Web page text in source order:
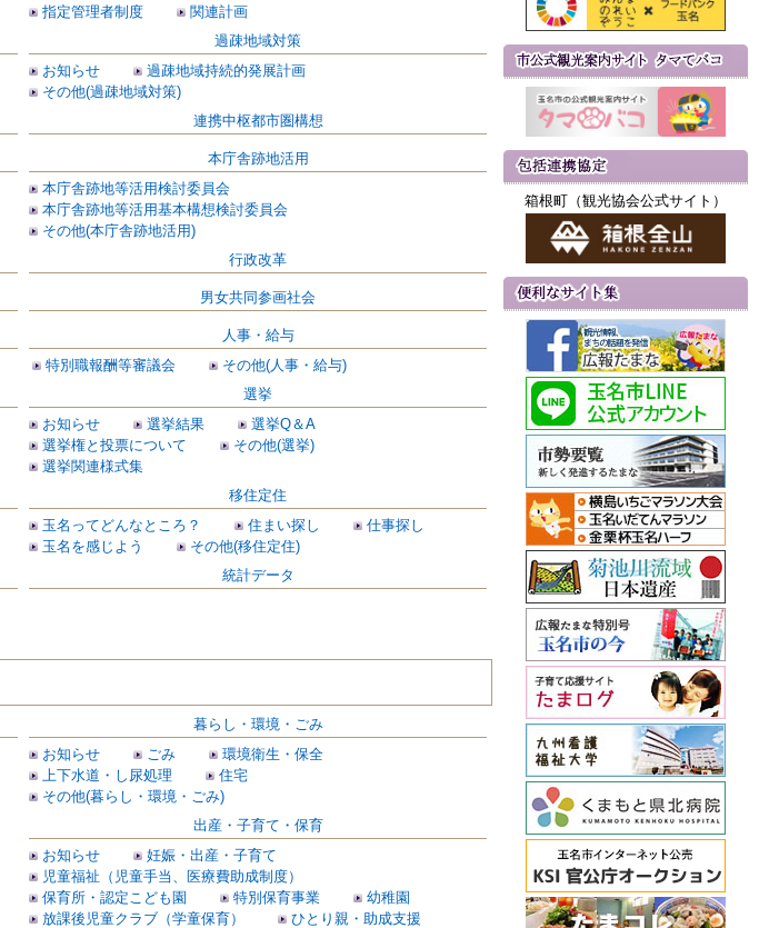
指定管理者制度
関連計画
過疎地域対策
お知らせ
過疎地域持続的発展計画
その他(過疎地域対策)
連携中枢都市圏構想
本庁舎跡地活用
本庁舎跡地等活用検討委員会
本庁舎跡地等活用基本構想検討委員会
その他(本庁舎跡地活用)
行政改革
男女共同参画社会
人事・給与
特別職報酬等審議会
その他(人事・給与)
選挙
お知らせ
選挙結果
選挙Q＆A
選挙権と投票について
その他(選挙)
選挙関連様式集
移住定住
玉名ってどんなところ？
住まい探し
仕事探し
玉名を感じよう
その他(移住定住)
統計データ
暮らし・環境・ごみ
お知らせ
ごみ
環境衛生・保全
上下水道・し尿処理
住宅
その他(暮らし・環境・ごみ)
出産・子育て・保育
お知らせ
妊娠・出産・子育て
児童福祉（児童手当、医療費助成制度）
保育所・認定こども園
特別保育事業
幼稚園
放課後児童クラブ（学童保育）
ひとり親・助成支援
箱根町（観光協会公式サイト）